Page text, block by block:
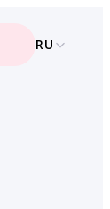
RU